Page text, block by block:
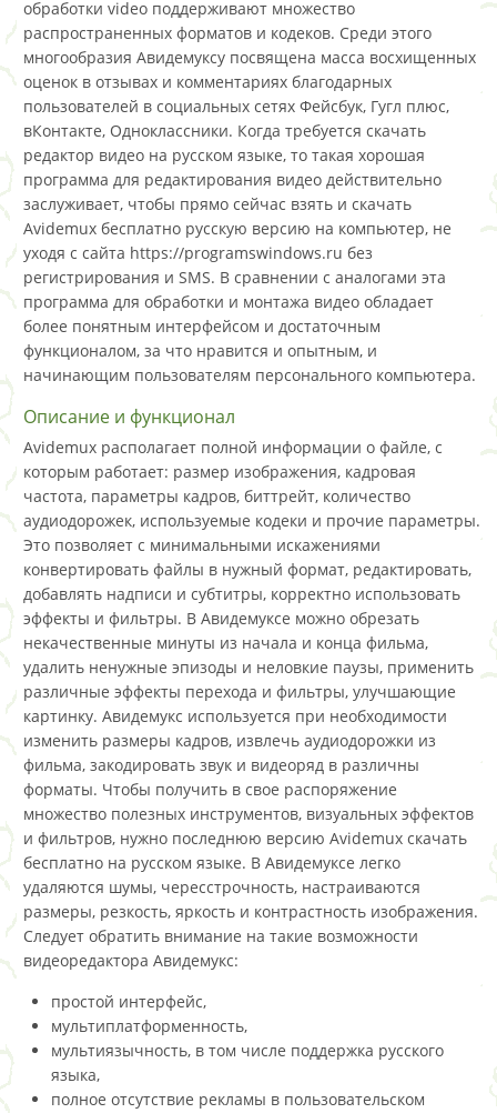
обработки video поддерживают множество
распространенных форматов и кодеков. Среди этого
многообразия Авидемуксу посвящена масса восхищенных
оценок в отзывах и комментариях благодарных
пользователей в социальных сетях Фейсбук, Гугл плюс,
вКонтакте, Одноклассники. Когда требуется скачать
редактор видео на русском языке, то такая хорошая
программа для редактирования видео действительно
заслуживает, чтобы прямо сейчас взять и скачать
Avidemux бесплатно русскую версию на компьютер, не
уходя с сайта https://programswindows.ru без
регистрирования и SMS. В сравнении с аналогами эта
программа для обработки и монтажа видео обладает
более понятным интерфейсом и достаточным
функционалом, за что нравится и опытным, и
начинающим пользователям персонального компьютера.
Описание и функционал
Avidemux располагает полной информации о файле, с
которым работает: размер изображения, кадровая
частота, параметры кадров, биттрейт, количество
аудиодорожек, используемые кодеки и прочие параметры.
Это позволяет с минимальными искажениями
конвертировать файлы в нужный формат, редактировать,
добавлять надписи и субтитры, корректно использовать
эффекты и фильтры. В Авидемуксе можно обрезать
некачественные минуты из начала и конца фильма,
удалить ненужные эпизоды и неловкие паузы, применить
различные эффекты перехода и фильтры, улучшающие
картинку. Авидемукс используется при необходимости
изменить размеры кадров, извлечь аудиодорожки из
фильма, закодировать звук и видеоряд в различны
форматы. Чтобы получить в свое распоряжение
множество полезных инструментов, визуальных эффектов
и фильтров, нужно последнюю версию Avidemux скачать
бесплатно на русском языке. В Авидемуксе легко
удаляются шумы, чересстрочность, настраиваются
размеры, резкость, яркость и контрастность изображения.
Следует обратить внимание на такие возможности
видеоредактора Авидемукс:
простой интерфейс,
мультиплатформенность,
мультиязычность, в том числе поддержка русского
языка,
полное отсутствие рекламы в пользовательском